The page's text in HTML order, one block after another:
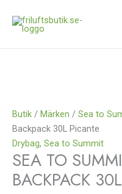
Butik / Märken / Sea to
Backpack 30L Picante
Drybag, Sea to Summit
SEA TO
BACKPACK